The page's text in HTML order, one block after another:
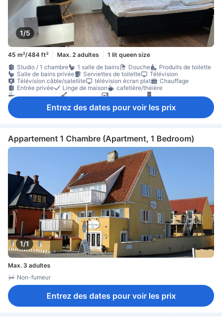
1/5
45 m²/484 ft² Max. 2 adultes
1 lit queen size
Studio / 1 chambre
1 salle de bains Douche
Produits de toilette
Salle de bains privée
Serviettes de toilette
Télévision
Télévision câble/satellite
télévision écran plat
Chauffage
Entrée privée
Linge de maison
cafetière/théière
cuisine équipée
Kitchenette micro-ondes
Réfrigérateur
Accessible par un escalier
Appartement privé dans immeuble
Entrez des dates pour voir les prix
Appartement 1 Chambre (Apartment, 1 Bedroom)
1/1
Max. 3 adultes
Non-fumeur
Entrez des dates pour voir les prix